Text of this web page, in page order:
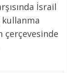
İsrail
kullanma
çerçevesinde